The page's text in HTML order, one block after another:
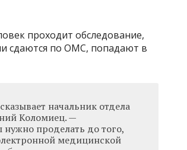
проходит обследование,
сдаются по ОМС, попадают в
начальник отдела
Коломиец. —
нужно проделать до того,
медицинской